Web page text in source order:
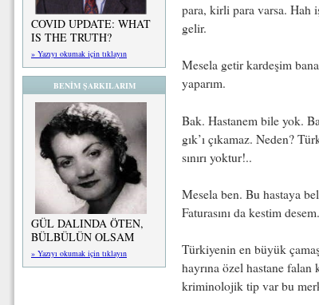
COVID UPDATE: WHAT
IS THE TRUTH?
» Yazıyı okumak için tıklayın
BENİM ŞARKILARIM
GÜL DALINDA ÖTEN,
BÜLBÜLÜN OLSAM
» Yazıyı okumak için tıklayın
para, kirli para varsa. Hah
gelir.
Mesela getir kardeşim
yaparım.
Bak. Hastanem bile yok.
gık’ı çıkamaz. Neden?
sınırı yoktur!..
Mesela ben. Bu hastaya
Faturasını da kestim
Türkiyenin en büyük
hayrına özel hastane falan
kriminolojik tip var bu